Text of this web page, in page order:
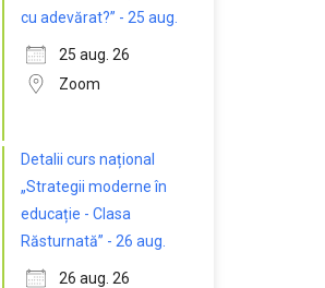
cu adevărat?” - 25 aug.
25 aug. 26
Zoom
Detalii curs național
„Strategii moderne în
educație - Clasa
Răsturnată” - 26 aug.
26 aug. 26